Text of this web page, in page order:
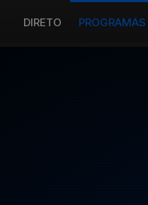
DIRETO PROGRAMAS